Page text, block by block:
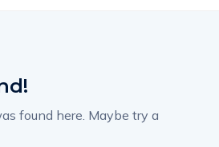
found here. Maybe try a